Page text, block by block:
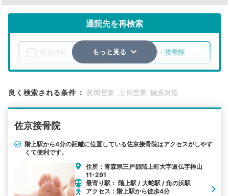
通院先を再検索
整骨院・接骨院
検索する
駅から探す
もっと見る
良く検索される条件 ： 夜間営業 土日営業 鍼灸対応
佐京接骨院
階上駅から4分の距離に位置している佐京接骨院はアクセスがしやす
くて便利です。
住所：青森県三戸郡階上町大字道仏字榊山
11-291
最寄り駅： 階上駅 / 大蛇駅 / 角の浜駅
アクセス：階上駅から徒歩4分